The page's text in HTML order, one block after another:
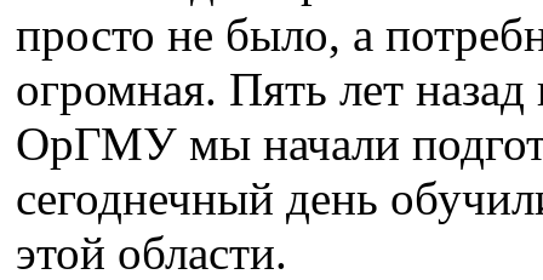
просто не было, а
огромная. Пять лет
ОрГМУ мы начали
сегоднечный день
этой области.